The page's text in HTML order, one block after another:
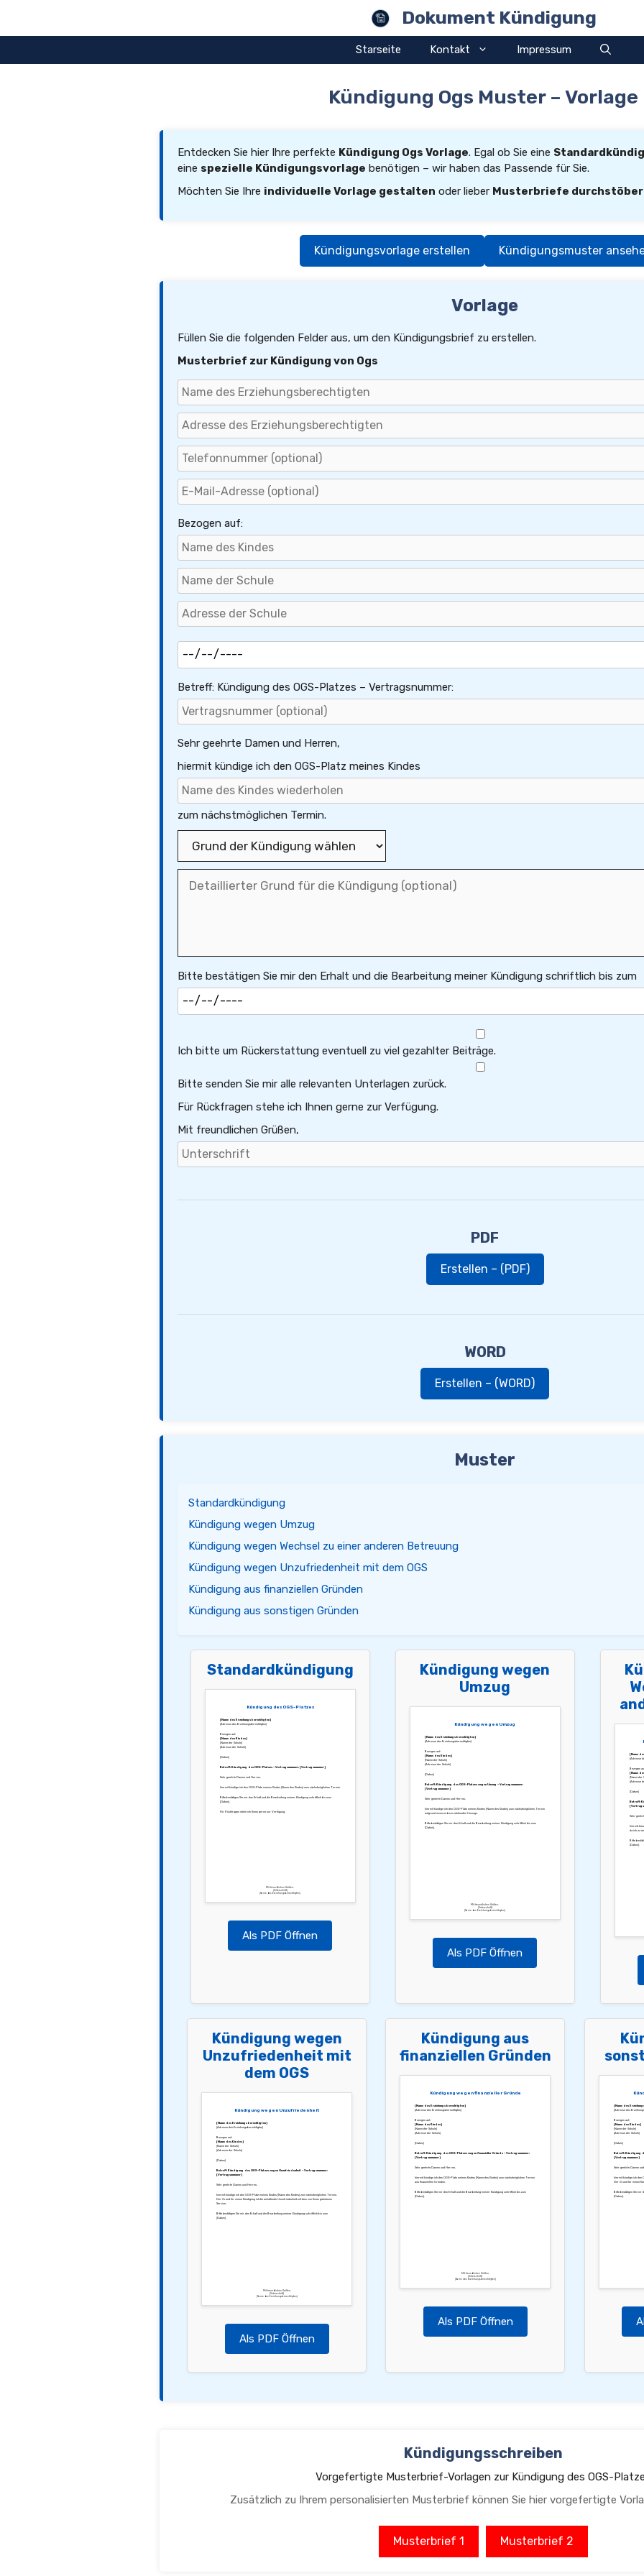
springen
Dokument Kündigung
Starseite Kontakt Impressum
Kündigung Ogs Muster – Vorlage
Entdecken Sie hier Ihre perfekte Kündigung Ogs Vorlage. Egal ob Sie eine
eine spezielle Kündigungsvorlage benötigen – wir haben das Passende für Sie.
Möchten Sie Ihre individuelle Vorlage gestalten oder lieber Musterbriefe
Kündigungsvorlage erstellen Kündigungsmuster
Vorlage
Füllen Sie die folgenden Felder aus, um den Kündigungsbrief zu erstellen.
Musterbrief zur Kündigung von Ogs
Bezogen auf:
Betreff: Kündigung des OGS-Platzes – Vertragsnummer:
Sehr geehrte Damen und Herren,
hiermit kündige ich den OGS-Platz meines Kindes
zum nächstmöglichen Termin.
Bitte bestätigen Sie mir den Erhalt und die Bearbeitung meiner Kündigung schriftlich bis zum
Ich bitte um Rückerstattung eventuell zu viel gezahlter Beiträge.
Bitte senden Sie mir alle relevanten Unterlagen zurück.
Für Rückfragen stehe ich Ihnen gerne zur Verfügung.
Mit freundlichen Grüßen,
PDF
Erstellen – (PDF)
WORD
Erstellen – (WORD)
Muster
Standardkündigung
Kündigung wegen Umzug
Kündigung wegen Wechsel zu einer anderen Betreuung
Kündigung wegen Unzufriedenheit mit dem OGS
Kündigung aus finanziellen Gründen
Kündigung aus sonstigen Gründen
Standardkündigung
Kündigung des OGS-Platzes
[Name des Erziehungsberechtigten]
[Adresse des Erziehungsberechtigten]
Bezogen auf:
[Name des Kindes]
[Name der Schule]
[Adresse der Schule]
[Datum]
Betreff: Kündigung des OGS-Platzes – Vertragsnummer: [Vertragsnummer]
Sehr geehrte Damen und Herren,
hiermit kündige ich den OGS-Platz meines Kindes [Name des Kindes] zum nächstmöglichen Termin.
Bitte bestätigen Sie mir den Erhalt und die Bearbeitung meiner Kündigung schriftlich bis zum
[Datum].
Für Rückfragen stehe ich Ihnen gerne zur Verfügung.
Mit freundlichen Grüßen,
[Unterschrift]
[Name des Erziehungsberechtigten]
Als PDF Öffnen
Kündigung wegen
Umzug
Kündigung wegen Umzug
[Name des Erziehungsberechtigten]
[Adresse des Erziehungsberechtigten]
Bezogen auf:
[Name des Kindes]
[Name der Schule]
[Adresse der Schule]
[Datum]
Betreff: Kündigung des OGS-Platzes wegen Umzug – Vertragsnummer:
[Vertragsnummer]
Sehr geehrte Damen und Herren,
hiermit kündige ich den OGS-Platz meines Kindes [Name des Kindes] zum nächstmöglichen Termin
aufgrund unseres bevorstehenden Umzugs.
Bitte bestätigen Sie mir den Erhalt und die Bearbeitung meiner Kündigung schriftlich bis zum
[Datum].
Mit freundlichen Grüßen,
[Unterschrift]
[Name des Erziehungsberechtigten]
Als PDF Öffnen
[Name
[Adresse
Bezogen
[Name
[Name der
[Adresse
[Datum]
Betreff:
Sehr
hiermit
da ich zu
Bitte
[Datum].
Kündigung wegen
Unzufriedenheit mit
dem OGS
Kündigung wegen Unzufriedenheit
[Name des Erziehungsberechtigten]
[Adresse des Erziehungsberechtigten]
Bezogen auf:
[Name des Kindes]
[Name der Schule]
[Adresse der Schule]
[Datum]
Betreff: Kündigung des OGS-Platzes wegen Unzufriedenheit – Vertragsnummer:
[Vertragsnummer]
Sehr geehrte Damen und Herren,
hiermit kündige ich den OGS-Platz meines Kindes [Name des Kindes] zum nächstmöglichen Termin.
Der Grund für meine Kündigung ist die anhaltende Unzufriedenheit mit dem von Ihnen gebotenen
Service.
Bitte bestätigen Sie mir den Erhalt und die Bearbeitung meiner Kündigung schriftlich bis zum
[Datum].
Mit freundlichen Grüßen,
[Unterschrift]
[Name des Erziehungsberechtigten]
Als PDF Öffnen
Kündigung aus
finanziellen Gründen
Kündigung wegen finanzieller Gründe
[Name des Erziehungsberechtigten]
[Adresse des Erziehungsberechtigten]
Bezogen auf:
[Name des Kindes]
[Name der Schule]
[Adresse der Schule]
[Datum]
Betreff: Kündigung des OGS-Platzes wegen finanzieller Gründe – Vertragsnummer:
[Vertragsnummer]
Sehr geehrte Damen und Herren,
hiermit kündige ich den OGS-Platz meines Kindes [Name des Kindes] zum nächstmöglichen Termin
aus finanziellen Gründen.
Bitte bestätigen Sie mir den Erhalt und die Bearbeitung meiner Kündigung schriftlich bis zum
[Datum].
Mit freundlichen Grüßen,
[Unterschrift]
[Name des Erziehungsberechtigten]
Als PDF Öffnen
[Name des
[Adresse des
Bezogen auf:
[Name des Kindes]
[Name der Schule]
[Adresse der Schule]
[Datum]
Betreff: Kündigung
[Vertragsnummer]
Sehr geehrte Damen
hiermit kündige ich den
Der Grund für meine
Bitte bestätigen Sie mir
[Datum].
Kündigungsschreiben
Vorgefertigte Musterbrief-Vorlagen zur Kündigung des OGS-
Zusätzlich zu Ihrem personalisierten Musterbrief können Sie hier vorgefertigte
Musterbrief 1 Musterbrief 2